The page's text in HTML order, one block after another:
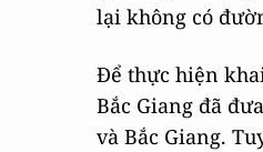
lại không có
Để thực hiện
Bắc Giang đã
và Bắc Giang.